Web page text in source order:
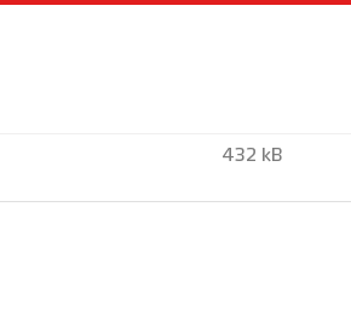
432 kB